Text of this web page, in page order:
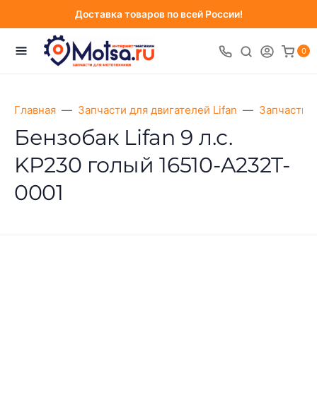
Доставка товаров по всей России!
0
Главная Запчасти для двигателей Lifan Запчасти
Бензобак Lifan 9 л.с.
KP230 голый 16510-A232T-
0001